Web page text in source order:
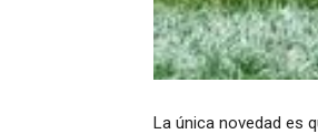
La única novedad es